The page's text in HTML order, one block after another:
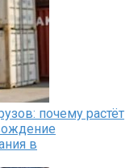
почему растёт
в